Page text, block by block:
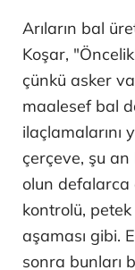
Arıların bal
Koşar,
çünkü asker
maalesef bal
ilaçlamalarını
çerçeve, şu
olun defalarca
kontrolü, petek
aşaması gibi.
sonra bunları